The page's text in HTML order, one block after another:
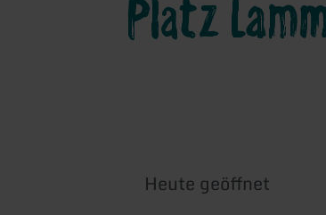
Platz
Heute geöffnet